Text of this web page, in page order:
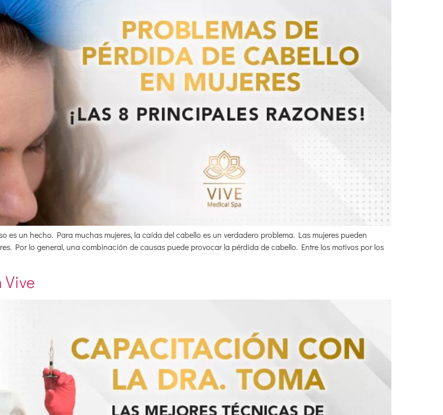
es un hecho. Para muchas mujeres, la caída del cabello es un verdadero problema. Las mujeres pueden
Por lo general, una combinación de causas puede provocar la pérdida de cabello. Entre los motivos por los
Vive